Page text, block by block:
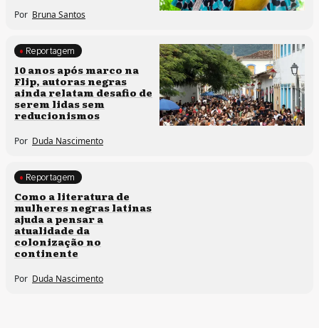
Por Bruna Santos
Processos artísticos
Reportagem
10 anos após marco na
Flip, autoras negras
ainda relatam desafio de
serem lidas sem
reducionismos
Por Duda Nascimento
Direitos humanos
Reportagem
Como a literatura de
mulheres negras latinas
ajuda a pensar a
atualidade da
colonização no
continente
Por Duda Nascimento